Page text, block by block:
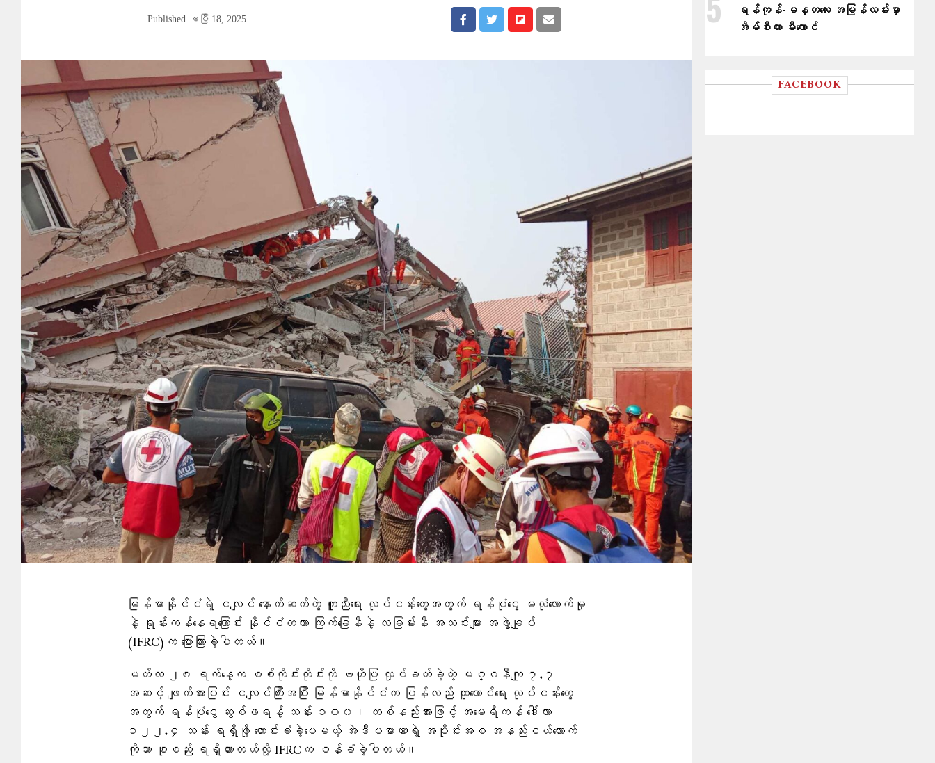
Published ဧပြီ 18, 2025
မြန်မာနိုင်ငံရဲ့ ငလျင် နောက်ဆက်တွဲ ကူညီရေး လုပ်ငန်းတွေအတွက် ရန်ပုံငွေ မလုံလောက်မှု
နဲ့ ရုန်းကန်နေရကြောင်း နိုင်ငံတကာ ကြက်ခြေနီနဲ့ လခြမ်းနီ အသင်းများ အဖွဲ့ချုပ်
(IFRC)က ပြောကြားခဲ့ပါတယ်။
မတ်လ ၂၈ ရက်နေ့က စစ်ကိုင်းတိုင်းကို ဗဟိုပြု လှုပ်ခတ်ခဲ့တဲ့ မဂ္ဂနီကျု ၇.၇
အဆင့် ဖျက်အားပြင်း ငလျင်ကြီးအပြီး မြန်မာနိုင်ငံက ပြန်လည် ထူထောင်ရေး လုပ်ငန်းတွေ
အတွက် ရန်ပုံငွေ ဆွစ်ဖရန့် သန်း ၁၀၀၊ တစ်နည်းအားဖြင့် အမေရိကန် ဒေါ်လာ
၁၂၂.၄ သန်း ရရှိဖို့ တောင်းခံခဲ့ပေမယ့် အဲဒီပမာဏရဲ့ အပိုင်းအစ အနည်းငယ်လောက်
ကိုသာ စုစည်း ရရှိထားတယ်လို့ IFRCက ဝန်ခံခဲ့ပါတယ်။
ရန်ကုန်-မန္တလေး အမြန်လမ်းမှာ
အိမ်စီးကား မီးလောင်
FACEBOOK